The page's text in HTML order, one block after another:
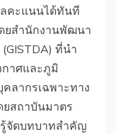
คะแนนได้ทันที
ดยสำนักงานพัฒนา
ที่นำ
าศและภูมิ
ลากรเฉพาะทาง
ยสถาบันมาตร
จัดบทบาทสำคัญ